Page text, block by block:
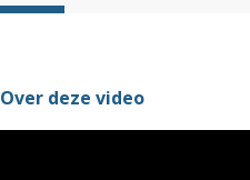
Over deze video